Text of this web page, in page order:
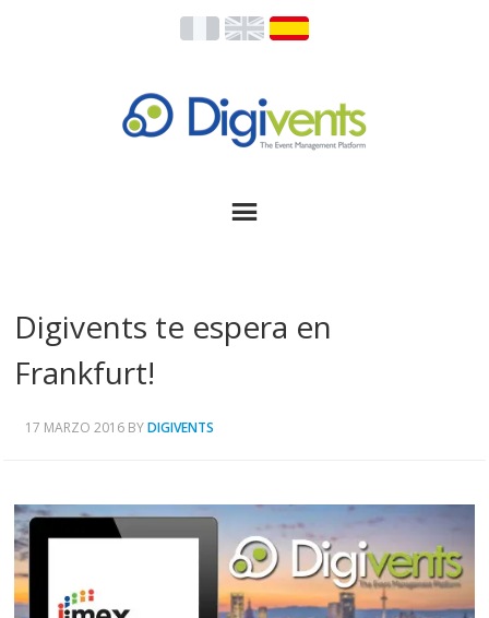
Digivents te espera en
Frankfurt!
17 MARZO 2016 BYDIGIVENTS